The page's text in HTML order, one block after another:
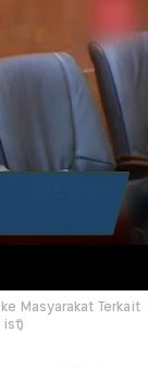
Masyarakat Terkait
ist)